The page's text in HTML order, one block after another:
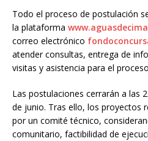
Todo el proceso de postulación
la plataforma
correo electrónico
atender consultas, entrega de
visitas y asistencia para el
Las postulaciones cerrarán a las
de junio. Tras ello, los proyectos
por un comité técnico,
comunitario, factibilidad de